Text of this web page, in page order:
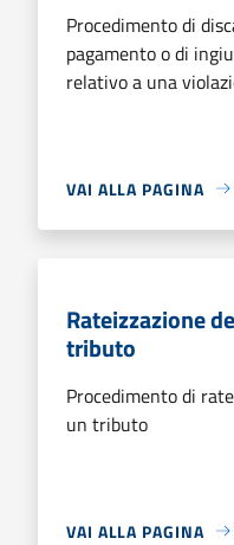
Procedimento di
pagamento o di
relativo a una
VAI ALLA PAGINA
Rateizzazione
tributo
Procedimento di
un tributo
VAI ALLA PAGINA